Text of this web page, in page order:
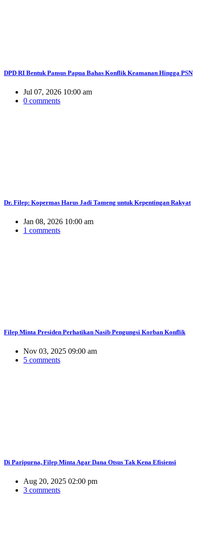
DPD RI Bentuk Pansus Papua Bahas Konflik Keamanan Hingga PSN
Jul 07, 2026 10:00 am
0 comments
Dr. Filep: Kopermas Harus Jadi Tameng untuk Kepentingan Rakyat
Jan 08, 2026 10:00 am
1 comments
Filep Minta Presiden Perhatikan Nasib Pengungsi Korban Konflik
Nov 03, 2025 09:00 am
5 comments
Di Paripurna, Filep Minta Agar Dana Otsus Tak Kena Efisiensi
Aug 20, 2025 02:00 pm
3 comments